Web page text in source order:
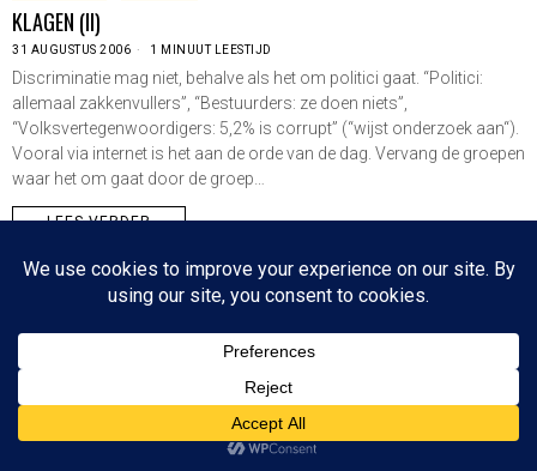
KLAGEN (II)
31 AUGUSTUS 2006 1 MINUUT LEESTIJD
Discriminatie mag niet, behalve als het om politici gaat. “Politici:
allemaal zakkenvullers”, “Bestuurders: ze doen niets”,
“Volksvertegenwoordigers: 5,2% is corrupt” (“wijst onderzoek aan“).
Vooral via internet is het aan de orde van de dag. Vervang de groepen
waar het om gaat door de groep…
LEES VERDER
Since 2003 © All Rights Reserved | Foto's Robbert Baruch tenzij anders vermeld
NIEUWSBRIEF CONTACT
BOVEN